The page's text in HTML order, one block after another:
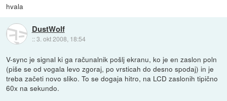
hvala
DustWolf
::3. okt 2008, 18:54
V-sync je signal ki ga računalnik pošlj ekranu, ko je en zaslon poln
(piše se od vogala levo zgoraj, po vrsticah do desno spodaj) in je
treba začeti novo sliko. To se dogaja hitro, na LCD zaslonih tipično
60x na sekundo.